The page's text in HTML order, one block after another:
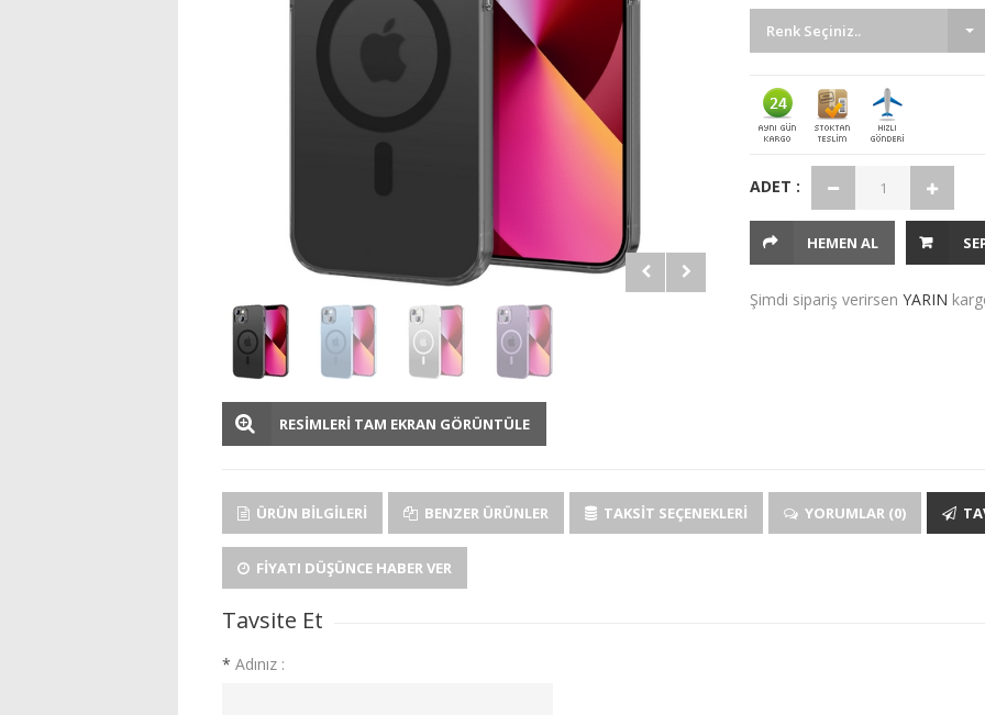
RESİMLERİ TAM EKRAN GÖRÜNTÜLE
Renk Seçiniz..
ADET :
HEMEN AL
Şimdi sipariş verirsen YARIN
ÜRÜN BILGILERI BENZER ÜRÜNLER TAKSIT SEÇENEKLERI YORUMLAR (0)
FIYATI DÜŞÜNCE HABER VER
Tavsite Et
* Adınız :